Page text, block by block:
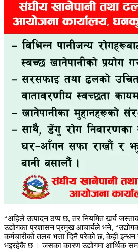
“अहिले उत्पादन ठप्प छ, तर नियमित खर्च
उद्योगका प्रशासन प्रमुख आचार्यले भने,
कर्मचारीको तलब भत्ता दिनै परेको छ, केही इन्धन
भइरहेकै छ । जसका कारण उद्योगमा आर्थिक